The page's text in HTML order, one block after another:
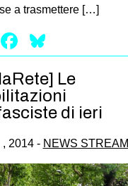
a trasmettere […]
Mastodon
Facebook
Le
di ieri
, 2014 - NEWS STREAM